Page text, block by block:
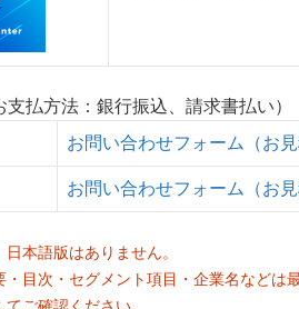
払方法：銀行振込、請求書払い）
お問い合わせフォーム（お
お問い合わせフォーム（お
本語版はありません。
目次・セグメント項目・企業名などは